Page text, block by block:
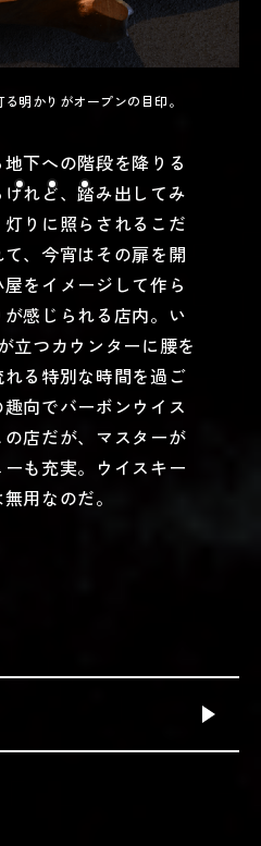
を詳しくみる
明かりがオープンの目印。
下への階段を降りる
れど、踏み出してみ
りに照らされるこだ
、今宵はその扉を開
をイメージして作ら
感じられる店内。い
立つカウンターに腰を
る特別な時間を過ご
向でバーボンウイス
店だが、マスターが
も充実。ウイスキー
用なのだ。